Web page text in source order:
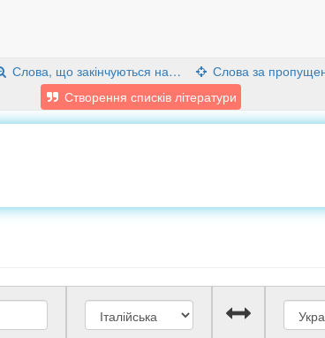
Слова, що закінчуються на… Слова за
Створення списків літератури